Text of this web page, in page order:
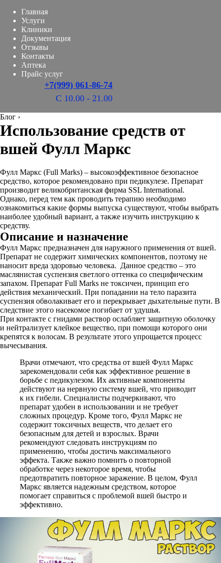
Главная
Услуги
Клиники
Документация
Отзывы
Контакты
Аптека
Прайс услуг
+7(999) 061-86-74
С 10.00 - 21.00
Блог ›
Использование средств от
вшей Фулл Маркс
Фулл Маркс (Full Marks) – высокоэффективное безопасное
средство, которое рекомендовано при педикулезе. Препарат
производит великобританская фирма SSL International.
Однако, перед тем как проводить терапию необходимо
ознакомиться какие формы выпуска существуют, чтобы выбрать
наиболее удобный вариант, а также изучить инструкцию к
средству.
Описание и назначение
Фулл Маркс предназначен для наружного применения от вшей.
Препарат не содержит химических компонентов, поэтому не
наносит вреда здоровью человека. Данное средство – это
маслянистая суспензия светлого оттенка со специфическим
запахом. Препарат Full Marks не токсичен, принцип его
действия механический. При попадании на тело паразита
суспензия обволакивает его и перекрывает дыхательные пути. В
следствие этого насекомое погибает от удушья.
При контакте с гнидами раствор ослабляет защитную оболочку
и нейтрализует клейкое вещество, при помощи которого они
крепятся к волосам. В результате этого упрощается процесс
вычесывания.
Врачи отмечают, что средства от вшей Фулл Маркс
зарекомендовали себя как эффективное решение в
борьбе с педикулезом. Их активные компоненты
действуют на нервную систему вшей, что приводит
к их гибели. Специалисты подчеркивают, что
препарат удобен в использовании и не требует
сложных процедур. Кроме того, Фулл Маркс не
содержит токсичных веществ, что делает его
безопасным для детей и взрослых. Врачи
рекомендуют следовать инструкциям по
применению, чтобы достичь максимального
эффекта. Также важно помнить о повторной
обработке через некоторое время, чтобы
предотвратить повторное заражение. В целом, Фулл
Маркс является надежным средством, которое
помогает справиться с проблемой вшей быстро и
эффективно.